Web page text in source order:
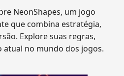
NeonShapes, um jogo
que combina estratégia,
Explore suas regras,
atual no mundo dos jogos.